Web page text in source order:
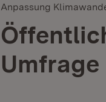
Anpassung
Umfrage